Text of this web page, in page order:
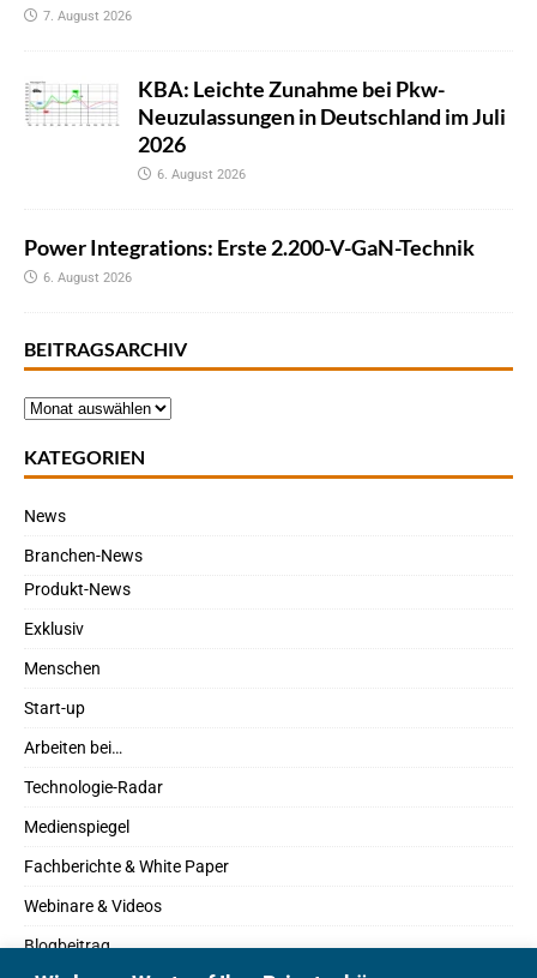
7. August 2026
KBA: Leichte Zunahme bei Pkw-
Neuzulassungen in Deutschland im Juli
2026
6. August 2026
Power Integrations: Erste 2.200-V-GaN-Technik
6. August 2026
BEITRAGSARCHIV
KATEGORIEN
News
Branchen-News
Produkt-News
Exklusiv
Menschen
Start-up
Arbeiten bei…
Technologie-Radar
Medienspiegel
Fachberichte & White Paper
Webinare & Videos
Blogbeitrag